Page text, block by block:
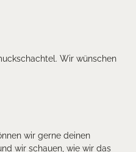
Wir wünschen
wir gerne deinen
wir schauen, wie wir das